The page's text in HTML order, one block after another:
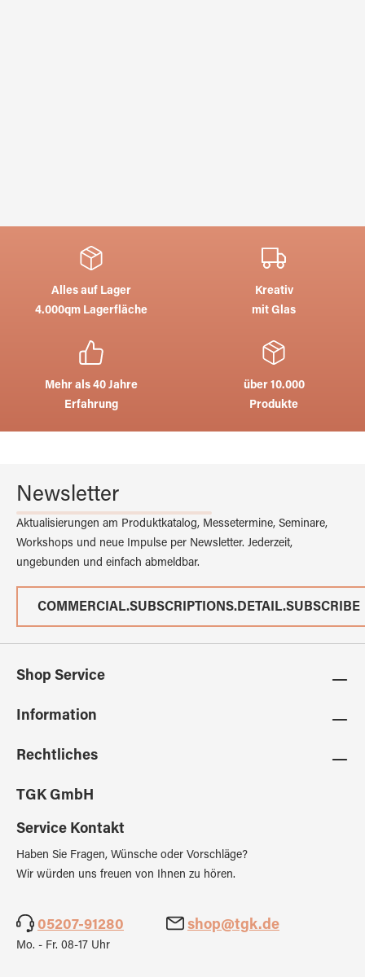
Alles auf Lager
4.000qm Lagerfläche
Kreativ
mit Glas
Mehr als 40 Jahre
Erfahrung
über 10.000
Produkte
Newsletter
Aktualisierungen am Produktkatalog, Messetermine, Seminare,
Workshops und neue Impulse per Newsletter. Jederzeit,
ungebunden und einfach abmeldbar.
COMMERCIAL.SUBSCRIPTIONS.DETAIL.SUBSCRIBE
Shop Service
Information
Rechtliches
TGK GmbH
Service Kontakt
Haben Sie Fragen, Wünsche oder Vorschläge?
Wir würden uns freuen von Ihnen zu hören.
05207-91280 shop@tgk.de
Mo. - Fr. 08-17 Uhr